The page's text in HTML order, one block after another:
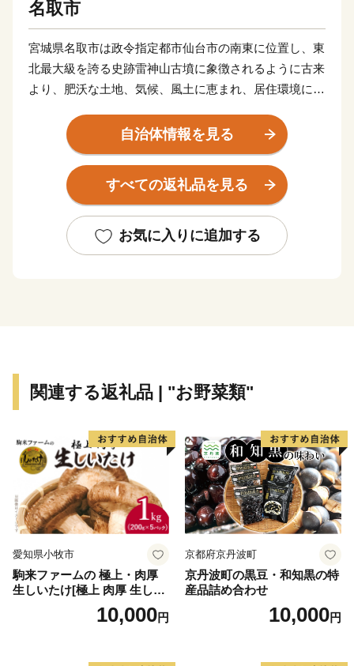
名取市
宮城県名取市は政令指定都市仙台市の南東に位置し、東
北最大級を誇る史跡雷神山古墳に象徴されるように古来
より、肥沃な土地、気候、風土に恵まれ、居住環境に適
また、JR東北本線、国道4号、東北縦貫自動車道、仙台
東部道路などが走り、人口の集積、企業立地もすすみ、
広域仙台都市圏の副拠点都市にふさわしい機能を有して
います。
きな飛躍が期待されています。
自治体情報を見る
すべての返礼品を見る
お気に入りに追加する
関連する返礼品 | "お野菜類"
愛知県小牧市
駒来ファームの 極上・肉厚
生しいたけ[極上 肉厚 生しい
たけ 生シイタケ 生椎茸 安心
安全 国産 採れたて 新鮮 きの
10,000円
京都府京丹波町
京丹波町の黒豆・和知黒の特
産品詰め合わせ
10,000円